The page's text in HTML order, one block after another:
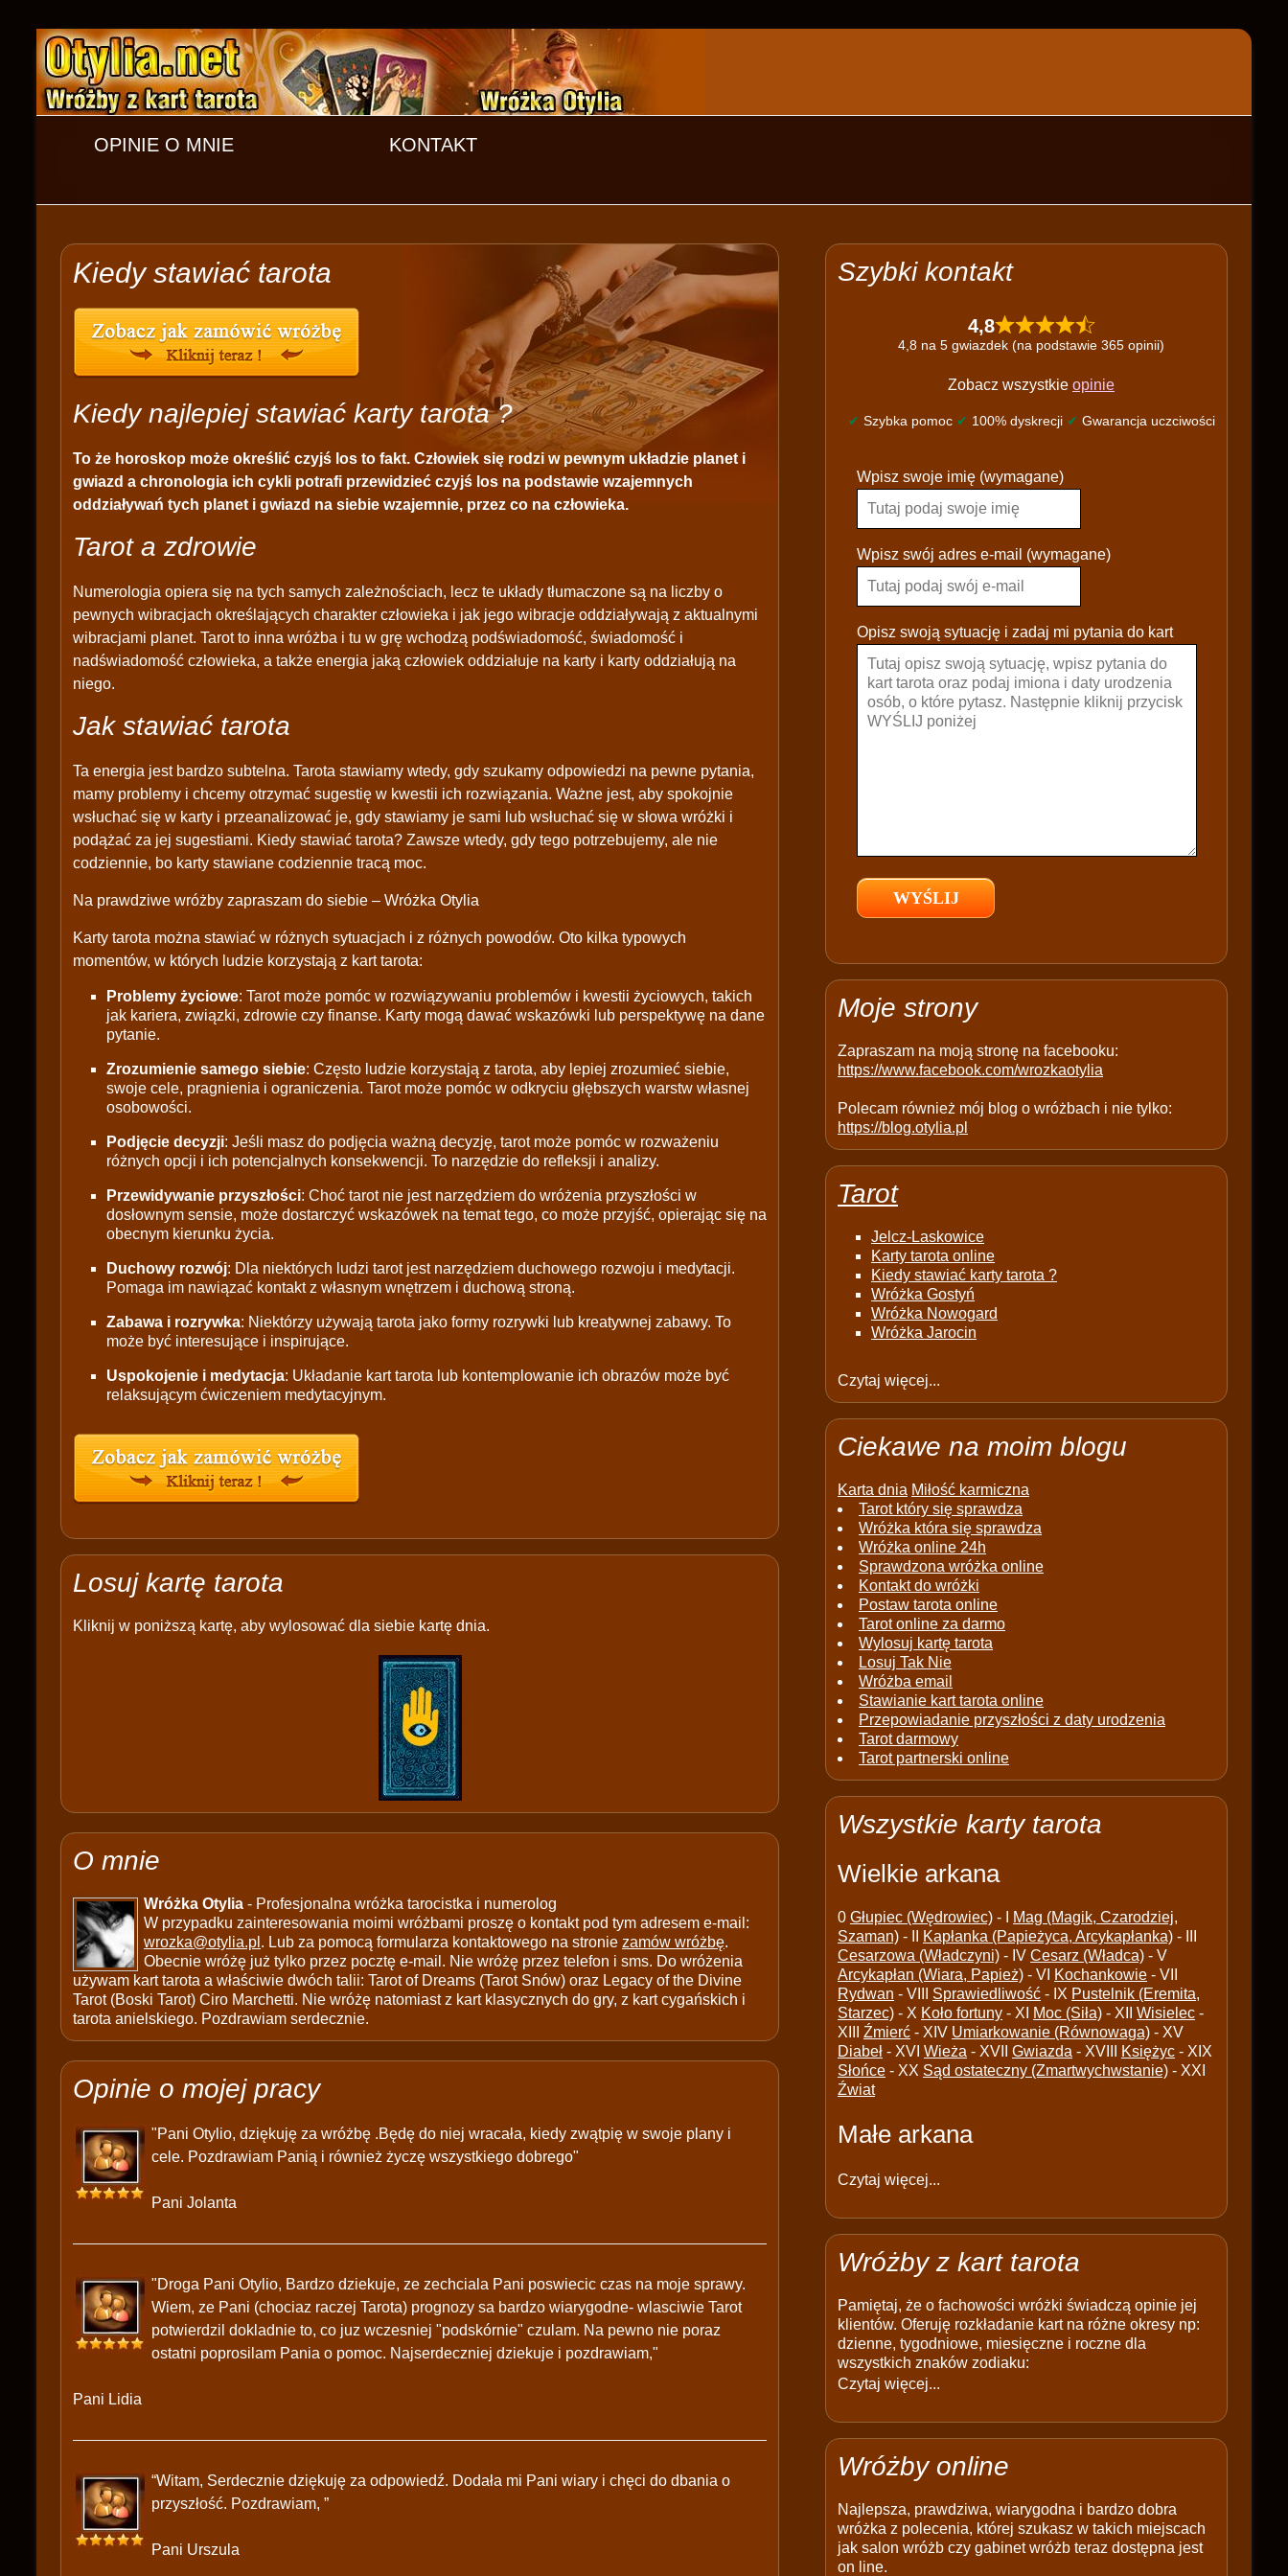
OPINIE O MNIE KONTAKT
Kiedy stawiać tarota
Kiedy najlepiej stawiać karty tarota ?
To że horoskop może określić czyjś los to fakt. Człowiek się rodzi w pewnym układzie planet i
gwiazd a chronologia ich cykli potrafi przewidzieć czyjś los na podstawie wzajemnych
oddziaływań tych planet i gwiazd na siebie wzajemnie, przez co na człowieka.
Tarot a zdrowie
Numerologia opiera się na tych samych zależnościach, lecz te układy tłumaczone są na liczby o
pewnych wibracjach określających charakter człowieka i jak jego wibracje oddziaływają z aktualnymi
wibracjami planet. Tarot to inna wróżba i tu w grę wchodzą podświadomość, świadomość i
nadświadomość człowieka, a także energia jaką człowiek oddziałuje na karty i karty oddziałują na
niego.
Jak stawiać tarota
Ta energia jest bardzo subtelna. Tarota stawiamy wtedy, gdy szukamy odpowiedzi na pewne pytania,
mamy problemy i chcemy otrzymać sugestię w kwestii ich rozwiązania. Ważne jest, aby spokojnie
wsłuchać się w karty i przeanalizować je, gdy stawiamy je sami lub wsłuchać się w słowa wróżki i
podążać za jej sugestiami. Kiedy stawiać tarota? Zawsze wtedy, gdy tego potrzebujemy, ale nie
codziennie, bo karty stawiane codziennie tracą moc.
Na prawdziwe wróżby zapraszam do siebie – Wróżka Otylia
Karty tarota można stawiać w różnych sytuacjach i z różnych powodów. Oto kilka typowych
momentów, w których ludzie korzystają z kart tarota:
Problemy życiowe: Tarot może pomóc w rozwiązywaniu problemów i kwestii życiowych, takich
jak kariera, związki, zdrowie czy finanse. Karty mogą dawać wskazówki lub perspektywę na dane
pytanie.
Zrozumienie samego siebie: Często ludzie korzystają z tarota, aby lepiej zrozumieć siebie,
swoje cele, pragnienia i ograniczenia. Tarot może pomóc w odkryciu głębszych warstw własnej
osobowości.
Podjęcie decyzji: Jeśli masz do podjęcia ważną decyzję, tarot może pomóc w rozważeniu
różnych opcji i ich potencjalnych konsekwencji. To narzędzie do refleksji i analizy.
Przewidywanie przyszłości: Choć tarot nie jest narzędziem do wróżenia przyszłości w
dosłownym sensie, może dostarczyć wskazówek na temat tego, co może przyjść, opierając się na
obecnym kierunku życia.
Duchowy rozwój: Dla niektórych ludzi tarot jest narzędziem duchowego rozwoju i medytacji.
Pomaga im nawiązać kontakt z własnym wnętrzem i duchową stroną.
Zabawa i rozrywka: Niektórzy używają tarota jako formy rozrywki lub kreatywnej zabawy. To
może być interesujące i inspirujące.
Uspokojenie i medytacja: Układanie kart tarota lub kontemplowanie ich obrazów może być
relaksującym ćwiczeniem medytacyjnym.
Losuj kartę tarota
Kliknij w poniższą kartę, aby wylosować dla siebie kartę dnia.
O mnie
Wróżka Otylia - Profesjonalna wróżka tarocistka i numerolog
W przypadku zainteresowania moimi wróżbami proszę o kontakt pod tym adresem e-mail:
wrozka@otylia.pl . Lub za pomocą formularza kontaktowego na stronie zamów wróżbę.
Obecnie wróżę już tylko przez pocztę e-mail. Nie wróżę przez telefon i sms. Do wróżenia
używam kart tarota a właściwie dwóch talii: Tarot of Dreams (Tarot Snów) oraz Legacy of the Divine
Tarot (Boski Tarot) Ciro Marchetti. Nie wróżę natomiast z kart klasycznych do gry, z kart cygańskich i
tarota anielskiego. Pozdrawiam serdecznie.
Opinie o mojej pracy
"Pani Otylio, dziękuję za wróżbę .Będę do niej wracała, kiedy zwątpię w swoje plany i
cele. Pozdrawiam Panią i również życzę wszystkiego dobrego"
Pani Jolanta
"Droga Pani Otylio, Bardzo dziekuje, ze zechciala Pani poswiecic czas na moje sprawy.
Wiem, ze Pani (chociaz raczej Tarota) prognozy sa bardzo wiarygodne- wlasciwie Tarot
potwierdzil dokladnie to, co juz wczesniej "podskórnie" czulam. Na pewno nie poraz
ostatni poprosilam Pania o pomoc. Najserdeczniej dziekuje i pozdrawiam,"
Pani Lidia
“Witam, Serdecznie dziękuję za odpowiedź. Dodała mi Pani wiary i chęci do dbania o
przyszłość. Pozdrawiam, ”
Pani Urszula
Szybki kontakt
4,8
4,8 na 5 gwiazdek (na podstawie 365 opinii)
Zobacz wszystkie opinie
✔ Szybka pomoc ✔ 100% dyskrecji ✔ Gwarancja uczciwości
l
a
s
e
a
e
e
p
y
Wpisz swoje imię (wymagane)
Wpisz swój adres e-mail (wymagane)
Opisz swoją sytuację i zadaj mi pytania do kart
Moje strony
Zapraszam na moją stronę na facebooku:
https://www.facebook.com/wrozkaotylia
Polecam również mój blog o wróżbach i nie tylko:
https://blog.otylia.pl
Tarot
Jelcz-Laskowice
Karty tarota online
Kiedy stawiać karty tarota ?
Wróżka Gostyń
Wróżka Nowogard
Wróżka Jarocin
Czytaj więcej...
Ciekawe na moim blogu
Karta dnia Miłość karmiczna
Tarot który się sprawdza
Wróżka która się sprawdza
Wróżka online 24h
Sprawdzona wróżka online
Kontakt do wróżki
Postaw tarota online
Tarot online za darmo
Wylosuj kartę tarota
Losuj Tak Nie
Wróżba email
Stawianie kart tarota online
Przepowiadanie przyszłości z daty urodzenia
Tarot darmowy
Tarot partnerski online
Wszystkie karty tarota
Wielkie arkana
0 Głupiec (Wędrowiec) - I
Mag (Magik, Czarodziej,
Szaman) - II Kapłanka (Papieżyca, Arcykapłanka) - III
Cesarzowa (Władczyni) - IV Cesarz (Władca) - V
Arcykapłan (Wiara, Papież) - VI Kochankowie - VII
Rydwan - VIII Sprawiedliwość - IX Pustelnik (Eremita,
Starzec) - X Koło fortuny - XI Moc (Siła) - XII Wisielec -
XIII Źmierć - XIV Umiarkowanie (Równowaga) - XV
Diabeł - XVI Wieża - XVII Gwiazda - XVIII Księżyc - XIX
Słońce - XX Sąd ostateczny (Zmartwychwstanie) - XXI
Źwiat
Małe arkana
Czytaj więcej...
Wróżby z kart tarota
Pamiętaj, że o fachowości wróżki świadczą opinie jej
klientów. Oferuję rozkładanie kart na różne okresy np:
dzienne, tygodniowe, miesięczne i roczne dla
wszystkich znaków zodiaku:
Czytaj więcej...
Wróżby online
Najlepsza, prawdziwa, wiarygodna i bardzo dobra
wróżka z polecenia, której szukasz w takich miejscach
jak salon wróżb czy gabinet wróżb teraz dostępna jest
on line.